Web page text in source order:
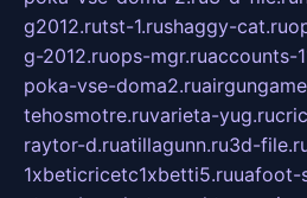
g2012.rutst-1.rushaggy-cat.ru
g-2012.ruops-mgr.ruaccounts-
poka-vse-doma2.ru
tehosmotre.ruvarieta-yug.ru
raytor-d.ruatillagunn.ru3d-
1xbeticricetc1xbetti5.ruuafoot-